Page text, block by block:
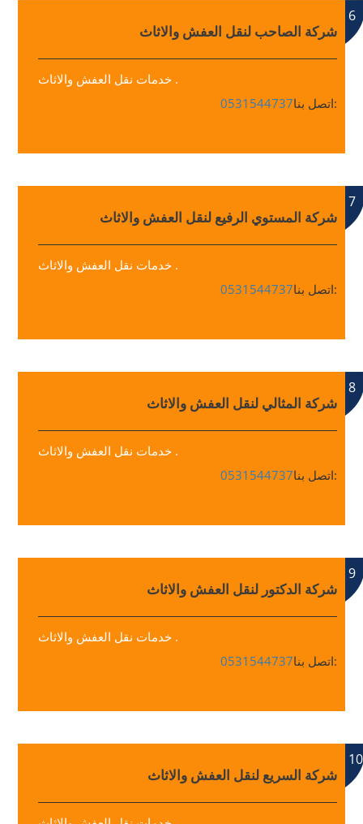
6
شركة الصاحب لنقل العفش والاثاث
خدمات نقل العفش والاثاث .
0531544737
اتصل بنا:
7
شركة المستوي الرفيع لنقل العفش والاثاث
خدمات نقل العفش والاثاث .
0531544737
اتصل بنا:
8
شركة المثالي لنقل العفش والاثاث
خدمات نقل العفش والاثاث .
0531544737
اتصل بنا:
9
شركة الدكتور لنقل العفش والاثاث
خدمات نقل العفش والاثاث .
0531544737
اتصل بنا:
10
شركة السريع لنقل العفش والاثاث